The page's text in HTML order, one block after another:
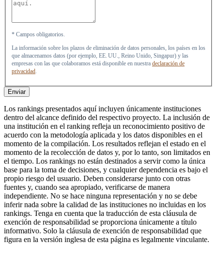
* Campos obligatorios.
La información sobre los plazos de eliminación de datos personales, los países en los
que almacenamos datos (por ejemplo, EE. UU., Reino Unido, Singapur) y las
empresas con las que colaboramos está disponible en nuestra declaración de
privacidad.
Enviar
Los rankings presentados aquí incluyen únicamente instituciones
dentro del alcance definido del respectivo proyecto. La inclusión de
una institución en el ranking refleja un reconocimiento positivo de
acuerdo con la metodología aplicada y los datos disponibles en el
momento de la compilación. Los resultados reflejan el estado en el
momento de la recolección de datos y, por lo tanto, son limitados en
el tiempo. Los rankings no están destinados a servir como la única
base para la toma de decisiones, y cualquier dependencia es bajo el
propio riesgo del usuario. Deben considerarse junto con otras
fuentes y, cuando sea apropiado, verificarse de manera
independiente. No se hace ninguna representación y no se debe
inferir nada sobre la calidad de las instituciones no incluidas en los
rankings. Tenga en cuenta que la traducción de esta cláusula de
exención de responsabilidad se proporciona únicamente a título
informativo. Solo la cláusula de exención de responsabilidad que
figura en la versión inglesa de esta página es legalmente vinculante.